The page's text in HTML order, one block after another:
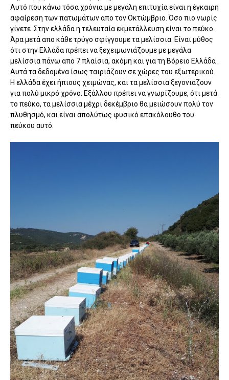
Αυτό που κάνω τόσα χρόνια με μεγάλη επιτυχία είναι η έγκαιρη
αφαίρεση των πατωμάτων απο τον Οκτώμβριο. Όσο πιο νωρίς
γίνετε. Στην ελλάδα η τελευταία εκμετάλλευση είναι το πεύκο.
Άρα μετά απο κάθε τρύγο σφίγγουμε τα μελίσσια. Είναι μύθος
ότι στην Ελλάδα πρέπει να ξεχειμωνιάζουμε με μεγάλα
μελίσσια πάνω απο 7 πλαίσια, ακόμη και για τη Βόρειο Ελλάδα .
Αυτά τα δεδομένα ίσως ταιριάζουν σε χώρες του εξωτερικού.
Η ελλάδα έχει ήπιους χειμώνας, και τα μελίσσια ξεγονιάζουν
για πολύ μικρό χρόνο. Εξάλλου πρέπει να γνωρίζουμε, ότι μετά
το πεύκο, τα μελίσσια μέχρι δεκέμβριο θα μειώσουν πολύ τον
πλυθησμό, και είναι απολύτως φυσικό επακόλουθο του
πεύκου αυτό.